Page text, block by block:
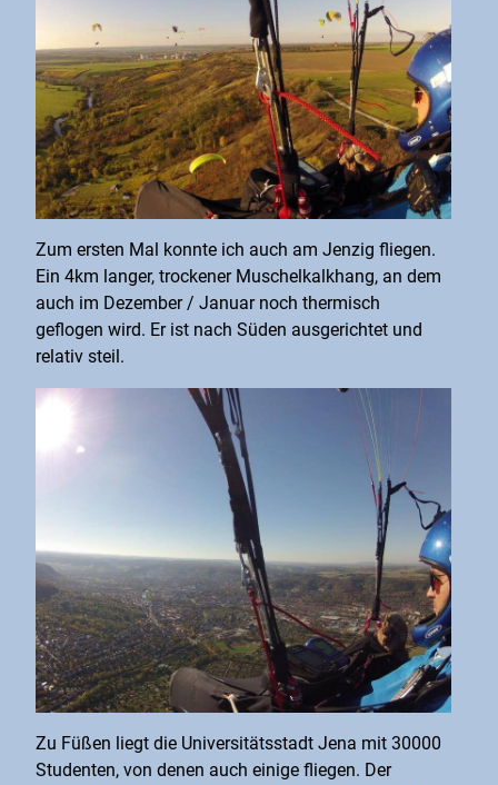
Zum ersten Mal konnte ich auch am Jenzig fliegen.
Ein 4km langer, trockener Muschelkalkhang, an dem
auch im Dezember / Januar noch thermisch
geflogen wird. Er ist nach Süden ausgerichtet und
relativ steil.
Zu Füßen liegt die Universitätsstadt Jena mit 30000
Studenten, von denen auch einige fliegen. Der